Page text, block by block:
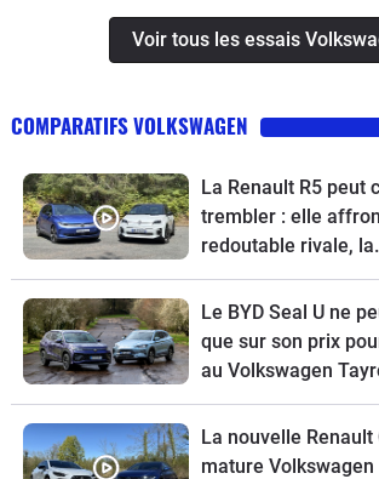
Voir tous les essais
COMPARATIFS VOLKSWAGEN
La Renault R5 peut
trembler : elle
redoutable rivale, la
Volkswagen ID.Polo
Le BYD Seal U ne
que sur son prix
au Volkswagen
La nouvelle Renault
mature Volkswagen